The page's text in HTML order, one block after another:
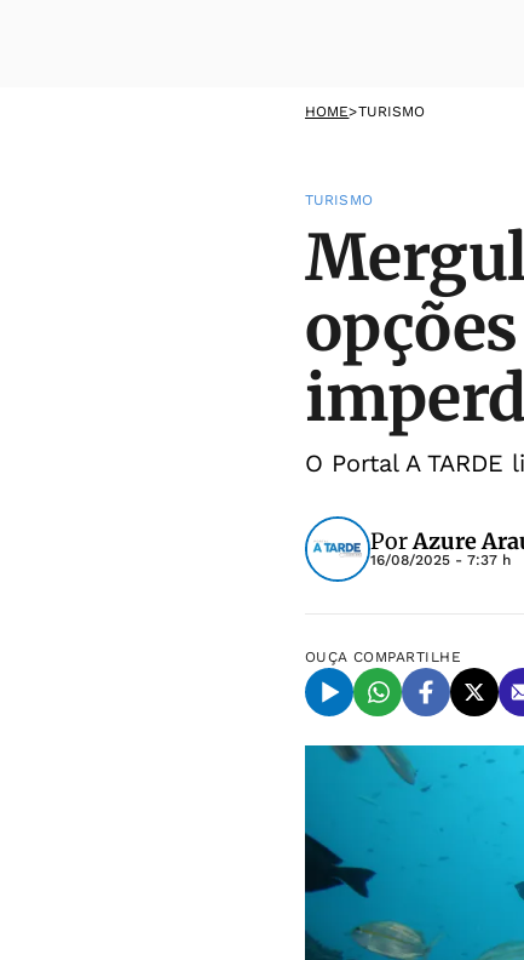
HOME>TURISMO
TURISMO
O Portal A
PorAzure
16/08/2025 - 7:37 h
OUÇA COMPARTILHE